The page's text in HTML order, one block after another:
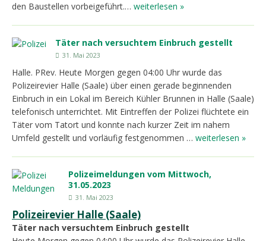
den Baustellen vorbeigeführt.… weiterlesen »
Täter nach versuchtem Einbruch gestellt
31. Mai 2023
Halle. PRev. Heute Morgen gegen 04:00 Uhr wurde das
Polizeirevier Halle (Saale) über einen gerade beginnenden
Einbruch in ein Lokal im Bereich Kühler Brunnen in Halle (Saale)
telefonisch unterrichtet. Mit Eintreffen der Polizei flüchtete ein
Täter vom Tatort und konnte nach kurzer Zeit im nahem
Umfeld gestellt und vorläufig festgenommen … weiterlesen »
Polizeimeldungen vom Mittwoch,
31.05.2023
31. Mai 2023
Polizeirevier Halle (Saale)
Täter nach versuchtem Einbruch gestellt